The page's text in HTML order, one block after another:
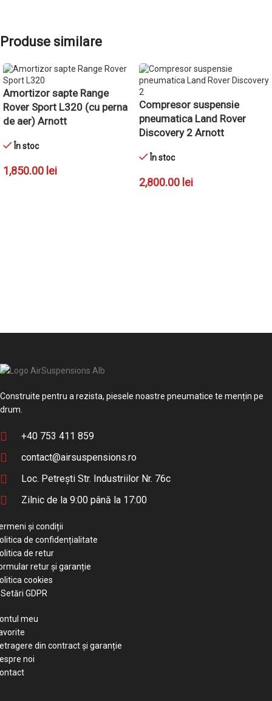
Produse similare
Amortizor sapte Range
Rover Sport L320 (cu perna
de aer) Arnott
În stoc
1,850.00 lei
Compresor suspensie
pneumatica Land Rover
Discovery 2 Arnott
În stoc
2,800.00 lei
Construite pentru a rezista, piesele noastre pneumatice te mențin pe
drum.
+40 753 411 859
contact@airsuspensions.ro
Loc. Petrești Str. Industriilor Nr. 76c
Zilnic de la 9:00 până la 17:00
și condiții
de confidențialitate
de retur
retur și garanție
cookies
GDPR
meu
din contract și garanție
noi